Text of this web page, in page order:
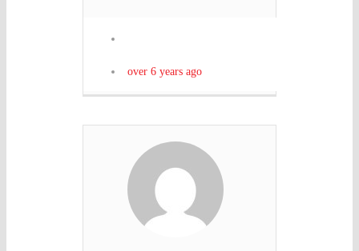
over 6 years ago